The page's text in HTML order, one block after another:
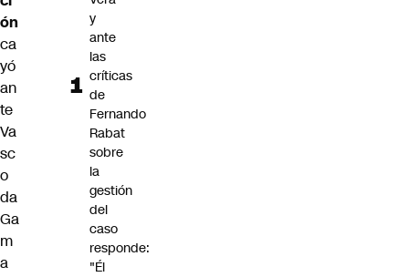
ón
ca
yó
an
te
Va
sc
o
da
Ga
m
a
y
ante
las
críticas
de
Fernando
Rabat
sobre
la
gestión
del
caso
responde:
"Él